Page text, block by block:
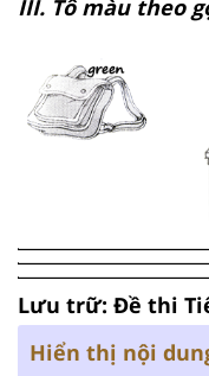
III. Tô màu theo
Lưu trữ: Đề thi
Hiển thị nội